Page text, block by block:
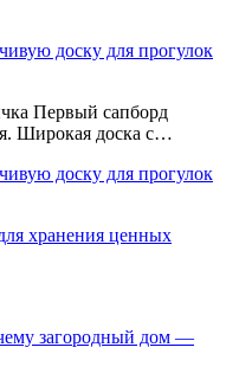
доску для прогулок
Первый сапборд
Широкая доска с…
доску для прогулок
хранения ценных
загородный дом —